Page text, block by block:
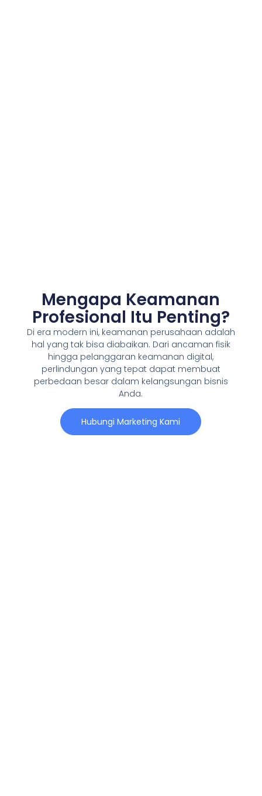
Mengapa Keamanan
Profesional Itu Penting?
Di era modern ini, keamanan perusahaan adalah
hal yang tak bisa diabaikan. Dari ancaman fisik
hingga pelanggaran keamanan digital,
perlindungan yang tepat dapat membuat
perbedaan besar dalam kelangsungan bisnis
Anda.
Hubungi Marketing Kami